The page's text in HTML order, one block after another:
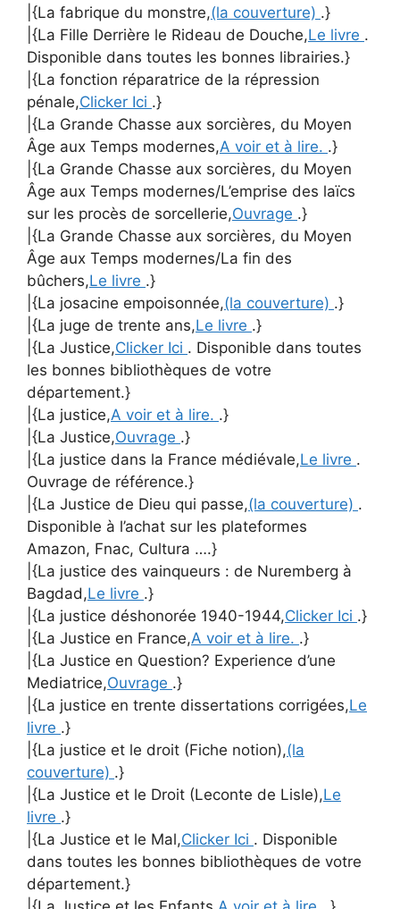
|{La fabrique du monstre,(la couverture) .}
|{La Fille Derrière le Rideau de Douche,Le livre .
Disponible dans toutes les bonnes librairies.}
|{La fonction réparatrice de la répression
pénale,Clicker Ici .}
|{La Grande Chasse aux sorcières, du Moyen
Âge aux Temps modernes,A voir et à lire. .}
|{La Grande Chasse aux sorcières, du Moyen
Âge aux Temps modernes/L’emprise des laïcs
sur les procès de sorcellerie,Ouvrage .}
|{La Grande Chasse aux sorcières, du Moyen
Âge aux Temps modernes/La fin des
bûchers,Le livre .}
|{La josacine empoisonnée,(la couverture) .}
|{La juge de trente ans,Le livre .}
|{La Justice,Clicker Ici . Disponible dans toutes
les bonnes bibliothèques de votre
département.}
|{La justice,A voir et à lire. .}
|{La Justice,Ouvrage .}
|{La justice dans la France médiévale,Le livre .
Ouvrage de référence.}
|{La Justice de Dieu qui passe,(la couverture) .
Disponible à l’achat sur les plateformes
Amazon, Fnac, Cultura ….}
|{La justice des vainqueurs : de Nuremberg à
Bagdad,Le livre .}
|{La justice déshonorée 1940-1944,Clicker Ici .}
|{La Justice en France,A voir et à lire. .}
|{La Justice en Question? Experience d’une
Mediatrice,Ouvrage .}
|{La justice en trente dissertations corrigées,Le
livre .}
|{La justice et le droit (Fiche notion),(la
couverture) .}
|{La Justice et le Droit (Leconte de Lisle),Le
livre .}
|{La Justice et le Mal,Clicker Ici . Disponible
dans toutes les bonnes bibliothèques de votre
département.}